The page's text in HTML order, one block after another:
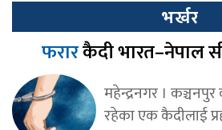
भर्खर
फरारकैदी भारत–नेपाल
महेन्द्रनगर । कञ्चनपुर
रहेका एक कैदीलाई